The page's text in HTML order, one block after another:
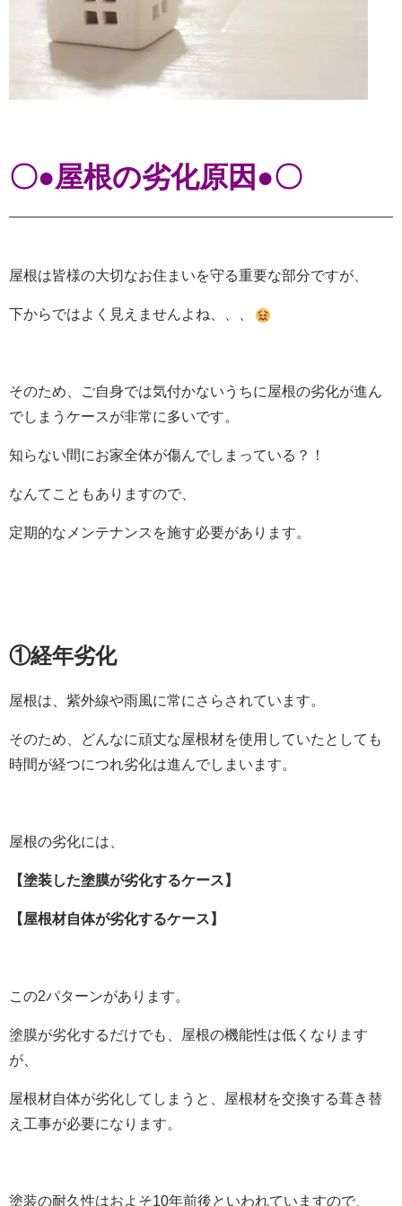
〇●屋根の劣化原因●〇
屋根は皆様の大切なお住まいを守る重要な部分ですが、
下からではよく見えませんよね、、、
そのため、ご自身では気付かないうちに屋根の劣化が進ん
でしまうケースが非常に多いです。
知らない間にお家全体が傷んでしまっている？！
なんてこともありますので、
定期的なメンテナンスを施す必要があります。
①経年劣化
屋根は、紫外線や雨風に常にさらされています。
そのため、どんなに頑丈な屋根材を使用していたとしても
時間が経つにつれ劣化は進んでしまいます。
屋根の劣化には、
【塗装した塗膜が劣化するケース】
【屋根材自体が劣化するケース】
この2パターンがあります。
塗膜が劣化するだけでも、屋根の機能性は低くなります
が、
屋根材自体が劣化してしまうと、屋根材を交換する葺き替
え工事が必要になります。
塗装の耐久性はおよそ10年前後といわれていますので、